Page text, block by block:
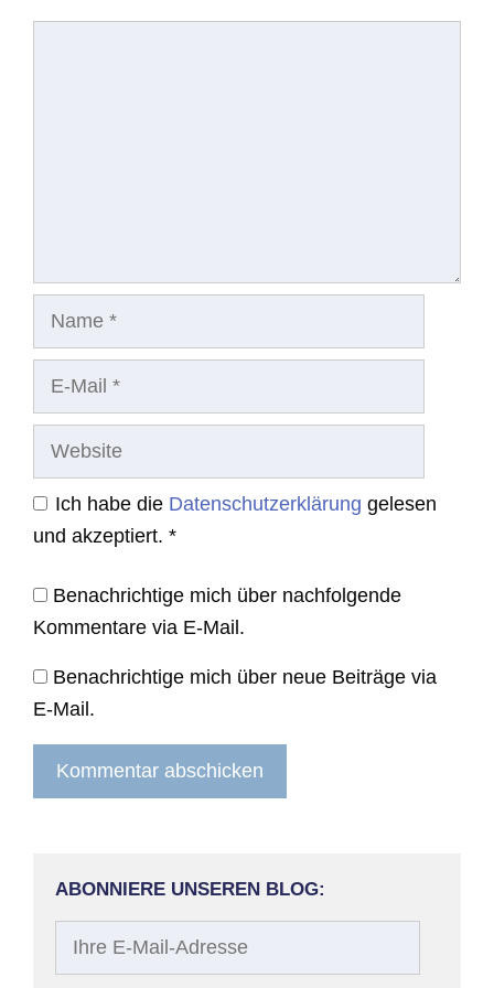
Website
Ich habe die Datenschutzerklärung gelesen
und akzeptiert. *
Benachrichtige mich über nachfolgende
Kommentare via E-Mail.
Benachrichtige mich über neue Beiträge via
E-Mail.
ABONNIERE UNSEREN BLOG: